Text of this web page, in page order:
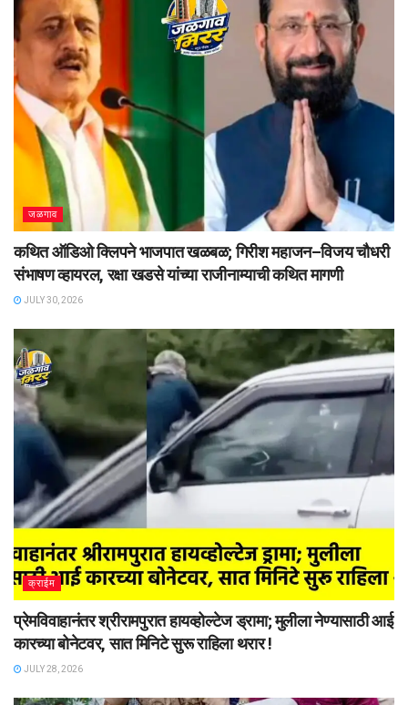
जळगाव
कथित ऑडिओ क्लिपने भाजपात खळबळ; गिरीश महाजन–विजय चौधरी
संभाषण व्हायरल, रक्षा खडसे यांच्या राजीनाम्याची कथित मागणी
JULY 30, 2026
क्राईम
प्रेमविवाहानंतर श्रीरामपुरात हायव्होल्टेज ड्रामा; मुलीला नेण्यासाठी आई
कारच्या बोनेटवर, सात मिनिटे सुरू राहिला थरार !
JULY 28, 2026